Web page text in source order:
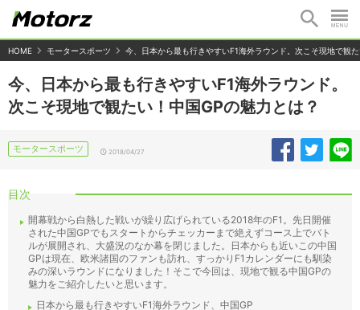
HOME モータースポーツ 今、日本から最も行きやすいF1海外ラウンド。次こそ現地で観
今、日本から最も行きやすいF1海外ラウンド。
次こそ現地で観たい！中国GPの魅力とは？
モータースポーツ 2018/04/27
目次
開幕戦から白熱した戦いが繰り広げられている2018年のF1。先日開催
された中国GPでもスタートからチェッカーまで絶えずコース上でバト
ルが展開され、大盛況のなか幕を閉じました。日本からも近いこの中国
GPは現在、欧米諸国のファンも訪れ、すっかりF1カレンダーにも馴染
みの深いラウンドになりました！そこで今回は、現地で観る中国GPの
魅力をご紹介したいと思います。
日本から最も行きやすいF1海外ラウンド、中国GP